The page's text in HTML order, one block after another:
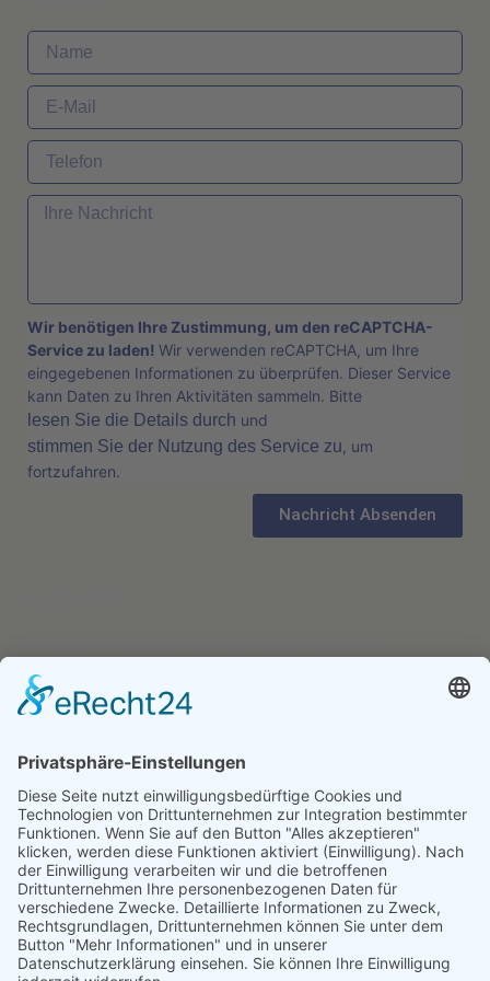
Wir benötigen Ihre Zustimmung, um den reCAPTCHA-
Service zu laden! Wir verwenden reCAPTCHA, um Ihre
eingegebenen Informationen zu überprüfen. Dieser Service
kann Daten zu Ihren Aktivitäten sammeln. Bitte
lesen Sie die Details durch und
stimmen Sie der Nutzung des Service zu , um
fortzufahren.
Nachricht Absenden
Jürgen Walter
40235 Düsseldorf
Tel.: 0211/69879574
E-Mail: kontakt@verband-sportpsychologie.de